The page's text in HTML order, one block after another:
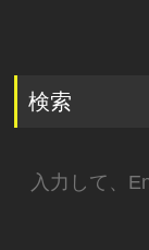
検索
索: